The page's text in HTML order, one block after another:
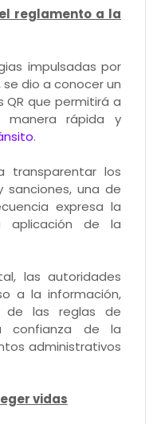
reglamento a la
impulsadas por
dio a conocer un
que permitirá a
manera rápida y
.
transparentar los
una de
expresa la
aplicación de la
las autoridades
a la información,
de las reglas de
confianza de la
administrativos
vidas